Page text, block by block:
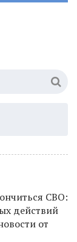
СВО:
действий
от